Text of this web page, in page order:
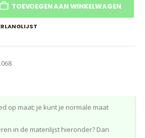
TOEVOEGEN AAN WINKELWAGEN
op maat; je kunt je normale maat
in de matenlijst hieronder? Dan